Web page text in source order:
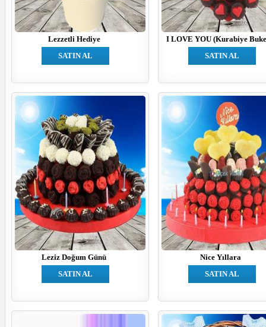
Lezzetli Hediye
SATIN AL
I LOVE YOU (Kurabiye
SATIN AL
Leziz Doğum Günü
SATIN AL
Nice Yıllara
SATIN AL